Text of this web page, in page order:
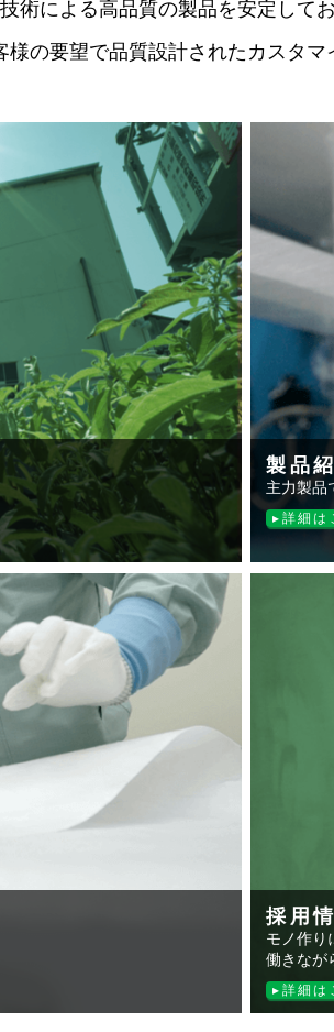
術による高品質の製品を安定して
様の要望で品質設計されたカスタマ
製品
主力製品
詳細は
採用
モノ作り
働きなが
詳細は